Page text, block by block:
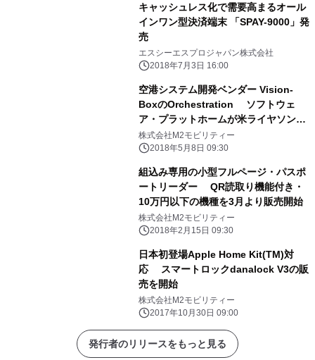
キャッシュレス化で需要高まるオール
インワン型決済端末 「SPAY-9000」発
売
エスシーエスプロジャパン株式会社
2018年7月3日 16:00
空港システム開発ベンダー Vision-
BoxのOrchestration ソフトウェ
ア・プラットホームが米ライヤソン大
学の Privacy by Design認証を業界で
初めて取得
株式会社M2モビリティー
2018年5月8日 09:30
組込み専用の小型フルページ・パスポ
ートリーダー QR読取り機能付き・
10万円以下の機種を3月より販売開始
株式会社M2モビリティー
2018年2月15日 09:30
日本初登場Apple Home Kit(TM)対
応 スマートロックdanalock V3の販
売を開始
株式会社M2モビリティー
2017年10月30日 09:00
発行者のリリースをもっと見る